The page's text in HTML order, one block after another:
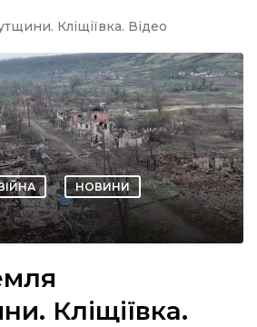
Кліщіївка. Відео
НОВИНИ
Кліщіївка.